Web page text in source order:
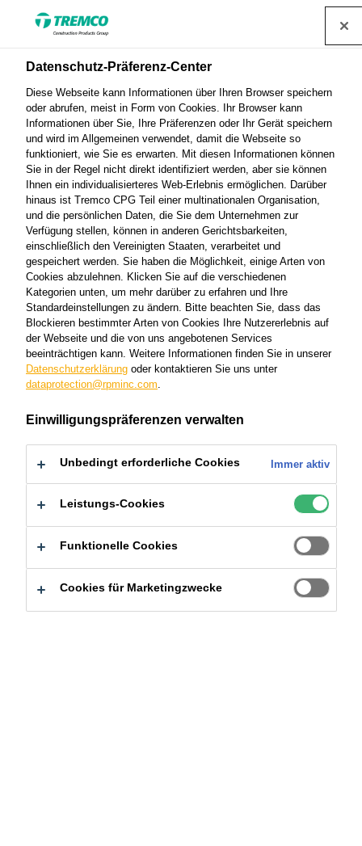
11. Vandex Dialog in
Nürnberg
Vandex / 14 Mai 2025
Datenschutz-Präferenz-Center
Diese Webseite kann Informationen über Ihren Browser speichern
oder abrufen, meist in Form von Cookies. Ihr Browser kann
Informationen über Sie, Ihre Präferenzen oder Ihr Gerät speichern
und wird im Allgemeinen verwendet, damit die Webseite so
funktioniert, wie Sie es erwarten. Mit diesen Informationen können
Sie in der Regel nicht direkt identifiziert werden, aber sie können
Ihnen ein individualisierteres Web-Erlebnis ermöglichen. Darüber
hinaus ist Tremco CPG Teil einer multinationalen Organisation,
und die persönlichen Daten, die Sie dem Unternehmen zur
Verfügung stellen, können in anderen Gerichtsbarkeiten,
einschließlich den Vereinigten Staaten, verarbeitet und
gespeichert werden. Sie haben die Möglichkeit, einige Arten von
Cookies abzulehnen. Klicken Sie auf die verschiedenen
Kategorien unten, um mehr darüber zu erfahren und Ihre
Standardeinstellungen zu ändern. Bitte beachten Sie, dass das
Blockieren bestimmter Arten von Cookies Ihre Nutzererlebnis auf
der Webseite und die von uns angebotenen Services
beeinträchtigen kann. Weitere Informationen finden Sie in unserer
Datenschutzerklärung oder kontaktieren Sie uns unter
dataprotection@rpminc.com.
Einwilligungspräferenzen verwalten
Unbedingt erforderliche Cookies Immer aktiv
Leistungs-Cookies
Funktionelle Cookies
Cookies für Marketingzwecke